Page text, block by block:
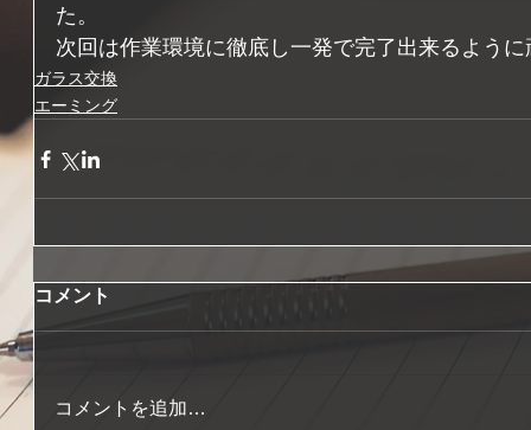
た。
次回は作業環境に徹底し一発で完了出来るよう
ガラス交換
エーミング
コメント
コメントを追加…